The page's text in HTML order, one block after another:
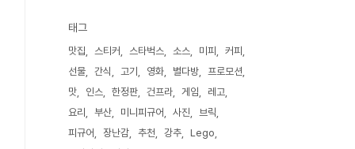
태그
맛집 스티커 스타벅스 소스 미피
커피
선물
간식 고기 영화 별다방
프로모션
맛
인스 한정판 건프라 게임
레고
요리
부산 미니피규어 사진
브릭
피규어
장난감 추천 강추
Lego